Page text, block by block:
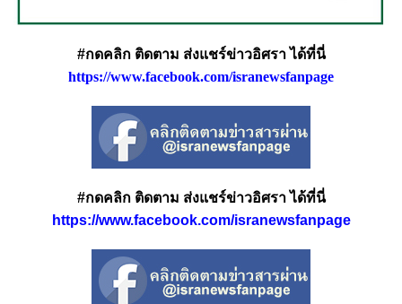
#กดคลิก ติดตาม ส่งแชร์ข่าวอิศรา ได้ที่นี่
https://www.facebook.com/isranewsfanpage
#กดคลิก ติดตาม ส่งแชร์ข่าวอิศรา ได้ที่นี่
https://www.facebook.com/isranewsfanpage